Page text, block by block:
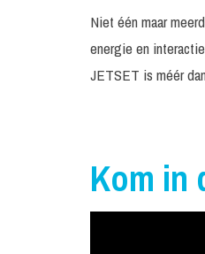
Niet één maar
energie en
JETSET is méér
Kom in